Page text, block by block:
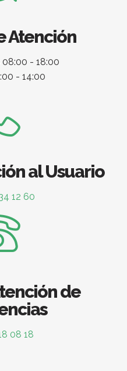
Atención
08:00 - 18:00
- 14:00
al Usuario
12 60
de
08 18